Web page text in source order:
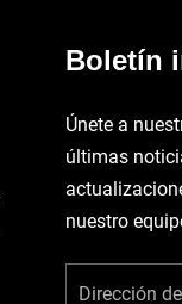
Boletín
Únete a
últimas
nuestro